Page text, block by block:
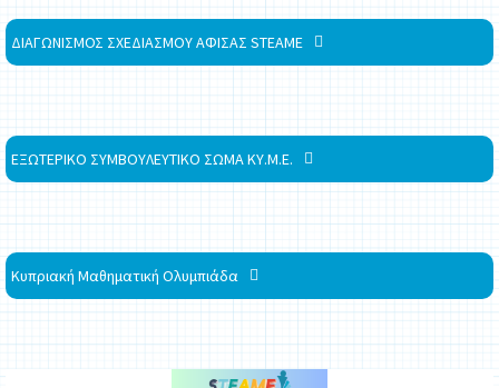
ΔΙΑΓΩΝΙΣΜΟΣ ΣΧΕΔΙΑΣΜΟΥ ΑΦΙΣΑΣ STEAME
ΕΞΩΤΕΡΙΚΟ ΣΥΜΒΟΥΛΕΥΤΙΚΟ ΣΩΜΑ ΚΥ.Μ.Ε.
Κυπριακή Μαθηματική Ολυμπιάδα